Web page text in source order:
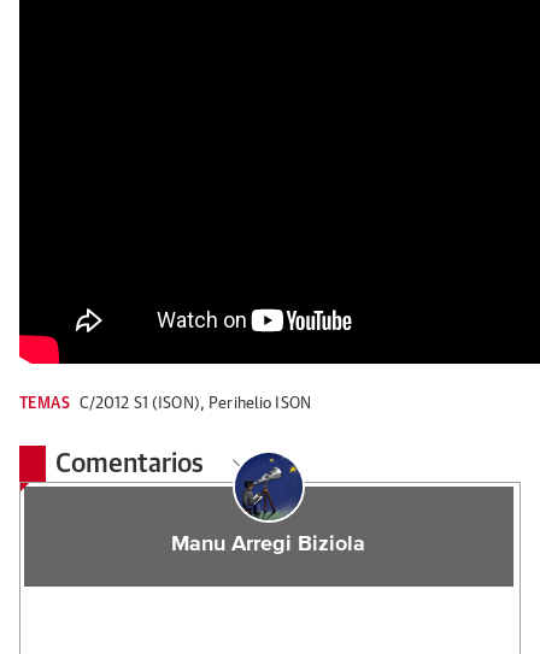
TEMAS C/2012 S1 (ISON), Perihelio ISON
Comentarios
Manu Arregi Biziola